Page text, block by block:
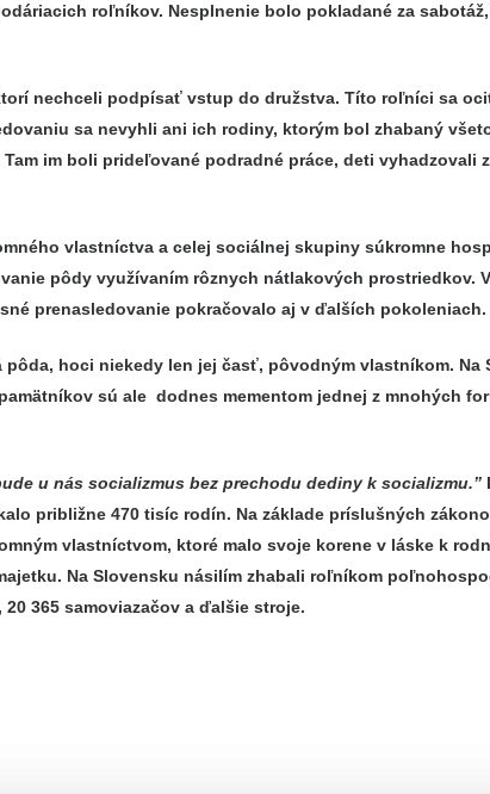
roľníkov. Nesplnenie bolo pokladané za
nechceli podpísať vstup do družstva. Títo roľníci sa
sa nevyhli ani ich rodiny, ktorým bol zhabaný
im boli prideľované podradné práce, deti vyhadzovali
vlastníctva a celej sociálnej skupiny súkromne
pôdy využívaním rôznych nátlakových prostriedkov.
prenasledovanie pokračovalo aj v ďalších pokoleniach.
hoci niekedy len jej časť, pôvodným vlastníkom. Na
sú ale dodnes mementom jednej z mnohých
u nás socializmus bez prechodu dediny k socializmu.”
približne 470 tisíc rodín. Na základe príslušných
vlastníctvom, ktoré malo svoje korene v láske k
Na Slovensku násilím zhabali roľníkom
365 samoviazačov a ďalšie stroje.